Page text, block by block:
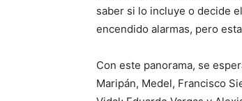
saber si lo incluye o decide
encendido alarmas, pero
Con este panorama, se
Maripán, Medel, Francisco